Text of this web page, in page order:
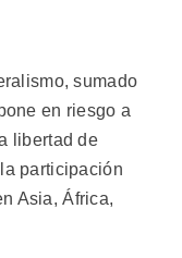
sumado
en riesgo a
libertad de
participación
Asia, África,